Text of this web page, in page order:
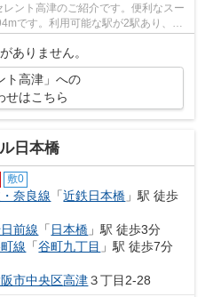
ント高津のご紹介です。便利なスー
です。利用可能な駅が2駅あり、行
物...
ありません。
ト高津」への
せはこちら
日本橋
敷0
奈良線 「近鉄日本橋 」駅 徒歩
前線 「 日本橋 」駅 徒歩3分
線 「谷町九丁目 」駅 徒歩7分
市中央区高津３丁目2-28